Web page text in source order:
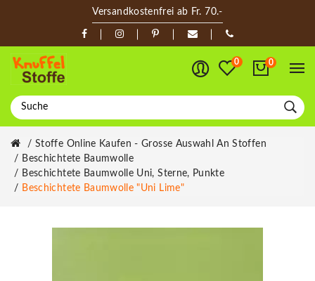
Versandkostenfrei ab Fr. 70.-
0 0
Stoffe Online Kaufen - Grosse Auswahl An Stoffen
Beschichtete Baumwolle
Beschichtete Baumwolle Uni, Sterne, Punkte
Beschichtete Baumwolle "Uni Lime"